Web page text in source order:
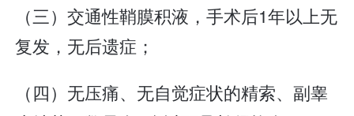
（三）交通性鞘膜积液，手术后1年以上无
复发，无后遗症；
（四）无压痛、无自觉症状的精索、副睾